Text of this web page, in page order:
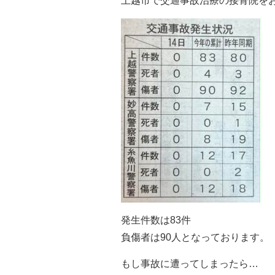
発生件数は83件
負傷者は90人となっております。
もし事故に遭ってしまったら…